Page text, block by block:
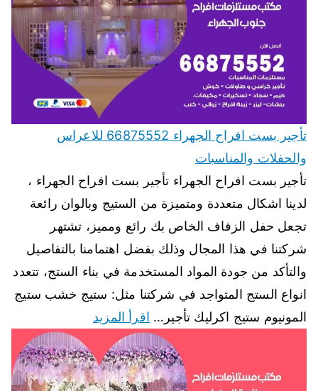
تأجير بست افراح الجهراء 66875552 للاعراس
والحفلات والمناسبات
تأجير بست افراح الجهراء تأجير بست افراح الجهراء ،
لدينا اشكال متعددة ومتميزة من الستيج وبالوان رائعة
تجعل حفل الزفاف الخاص بك رائع ومميز، تشتهر
شركتنا في هذا المجال وذلك بفضل اهتمامنا بالتفاصيل
والتأكد من جودة المواد المستخدمة في بناء الستج، تتعدد
انواع الستج المتواجد في شركتنا مثل: ستيج خشب ستيج
المونيوم ستيج اكرليك تأجير… اقرأ المزيد